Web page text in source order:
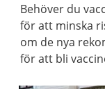
Behöver du
för att minska
om de nya
för att bli